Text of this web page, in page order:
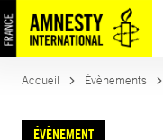
Accueil Évènements
ÉVÈNEMENT